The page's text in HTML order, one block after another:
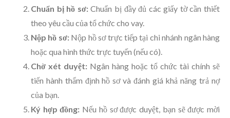
Chuẩn bị hồ sơ:Chuẩn bị đầy đủ các giấy tờ cần thiết
theo yêu cầu của tổ chức cho vay.
Nộp hồ sơ:Nộp hồ sơ trực tiếp tại chi nhánh ngân hàng
hoặc qua hình thức trực tuyến (nếu có).
Chờ xét duyệt: Ngân hàng hoặc tổ chức tài chính sẽ
tiến hành thẩm định hồ sơ và đánh giá khả năng trả nợ
của bạn.
Ký hợp đồng: Nếu hồ sơ được duyệt, bạn sẽ được mời